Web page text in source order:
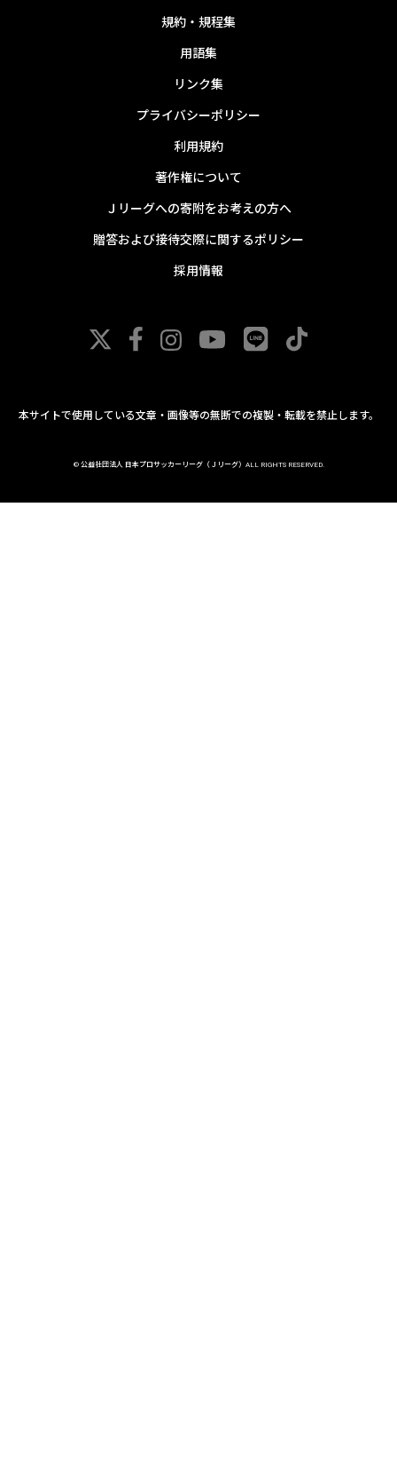
規約・規程集
用語集
リンク集
プライバシーポリシー
利用規約
著作権について
Ｊリーグへの寄附をお考えの方へ
贈答および接待交際に関するポリシー
採用情報
本サイトで使用している文章・画像等の無断での複製・転載を禁止します。
© 公益社団法人 日本プロサッカーリーグ（Ｊリーグ）ALL RIGHTS RESERVED.